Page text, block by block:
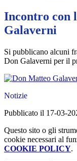
Incontro con
Galaverni
Si pubblicano alcuni
Don Galaverni per il
Notizie
Pubblicato il 17-03-
Questo sito o gli
cookie necessari al
COOKIE POLICY.